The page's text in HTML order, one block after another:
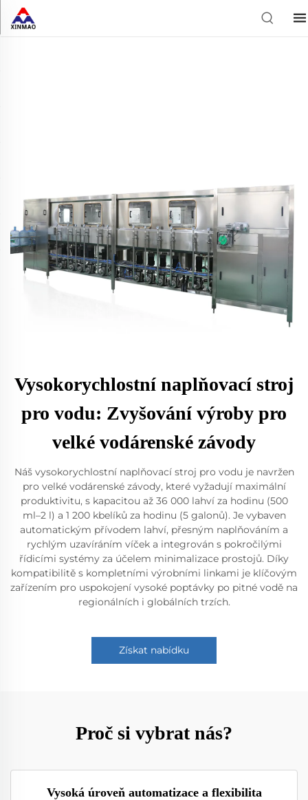
Vysokorychlostní naplňovací stroj
pro vodu: Zvyšování výroby pro
velké vodárenské závody
Náš vysokorychlostní naplňovací stroj pro vodu je navržen
pro velké vodárenské závody, které vyžadují maximální
produktivitu, s kapacitou až 36 000 lahví za hodinu (500
ml–2 l) a 1 200 kbelíků za hodinu (5 galonů). Je vybaven
automatickým přívodem lahví, přesným naplňováním a
rychlým uzavíráním víček a integrován s pokročilými
řídicími systémy za účelem minimalizace prostojů. Díky
kompatibilitě s kompletními výrobními linkami je klíčovým
zařízením pro uspokojení vysoké poptávky po pitné vodě na
regionálních i globálních trzích.
Získat nabídku
Proč si vybrat nás?
Vysoká úroveň automatizace a flexibilita